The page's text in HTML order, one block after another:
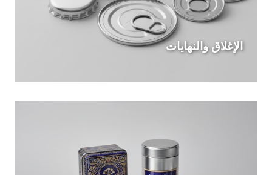
الإغلاق والنهايات